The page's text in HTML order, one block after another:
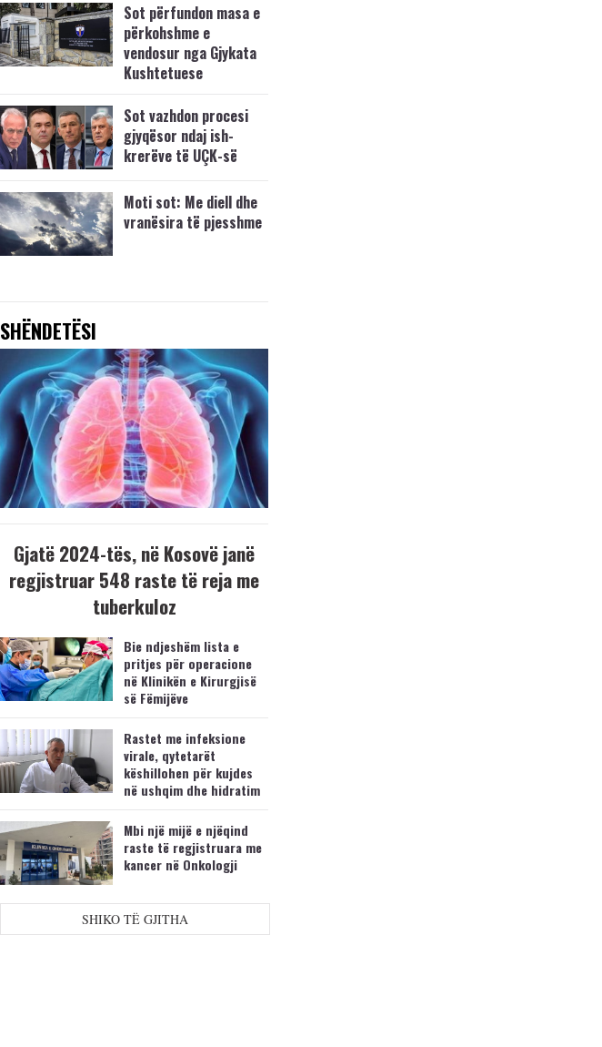
Sot përfundon masa e
përkohshme e
vendosur nga Gjykata
Kushtetuese
Sot vazhdon procesi
gjyqësor ndaj ish-
krerëve të UÇK-së
Moti sot: Me diell dhe
vranësira të pjesshme
SHËNDETËSI
Gjatë 2024-tës, në Kosovë janë
regjistruar 548 raste të reja me
tuberkuloz
Bie ndjeshëm lista e
pritjes për operacione
në Klinikën e Kirurgjisë
së Fëmijëve
Rastet me infeksione
virale, qytetarët
këshillohen për kujdes
në ushqim dhe hidratim
Mbi një mijë e njëqind
raste të regjistruara me
kancer në Onkologji
SHIKO TË GJITHA